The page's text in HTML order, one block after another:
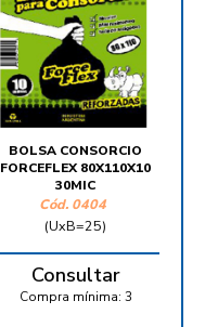
BOLSA CONSORCIO
FORCEFLEX 80X110X10
30MIC
Cód. 0404
(UxB=25)
Consultar
Compra mínima: 3